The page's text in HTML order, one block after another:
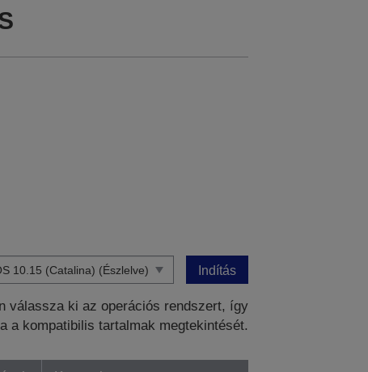
Indítás
válassza ki az operációs rendszert, így
a kompatibilis tartalmak megtekintését.